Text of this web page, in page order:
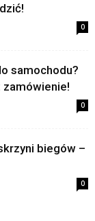
0
samochodu?
zamówienie!
0
biegów –
0